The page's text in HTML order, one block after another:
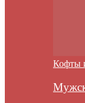
Кофты